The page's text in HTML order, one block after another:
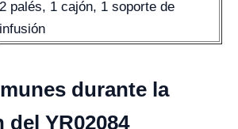
2 palés, 1 cajón, 1 soporte de
infusión
durante la
YR02084